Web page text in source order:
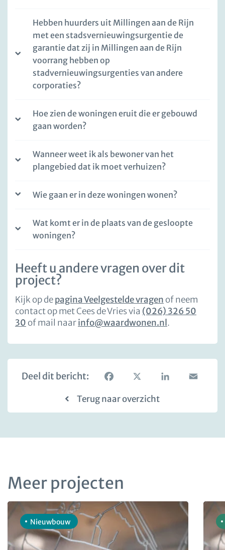
Hebben huurders uit Millingen aan de Rijn
met een stadsvernieuwingsurgentie de
garantie dat zij in Millingen aan de Rijn
voorrang hebben op
stadvernieuwingsurgenties van andere
corporaties?
Hoe zien de woningen eruit die er gebouwd
gaan worden?
Wanneer weet ik als bewoner van het
plangebied dat ik moet verhuizen?
Wie gaan er in deze woningen wonen?
Wat komt er in de plaats van de gesloopte
woningen?
Heeft u andere vragen over dit
project?
Kijk op depagina Veelgestelde vragen of neem
contact op met Cees de Vries via (026) 326 50
30 of mail naarinfo@waardwonen.nl.
Deel dit bericht:
Facebook
X LinkedInEmail
Terug naar overzicht
Meer projecten
Nieuwbouw